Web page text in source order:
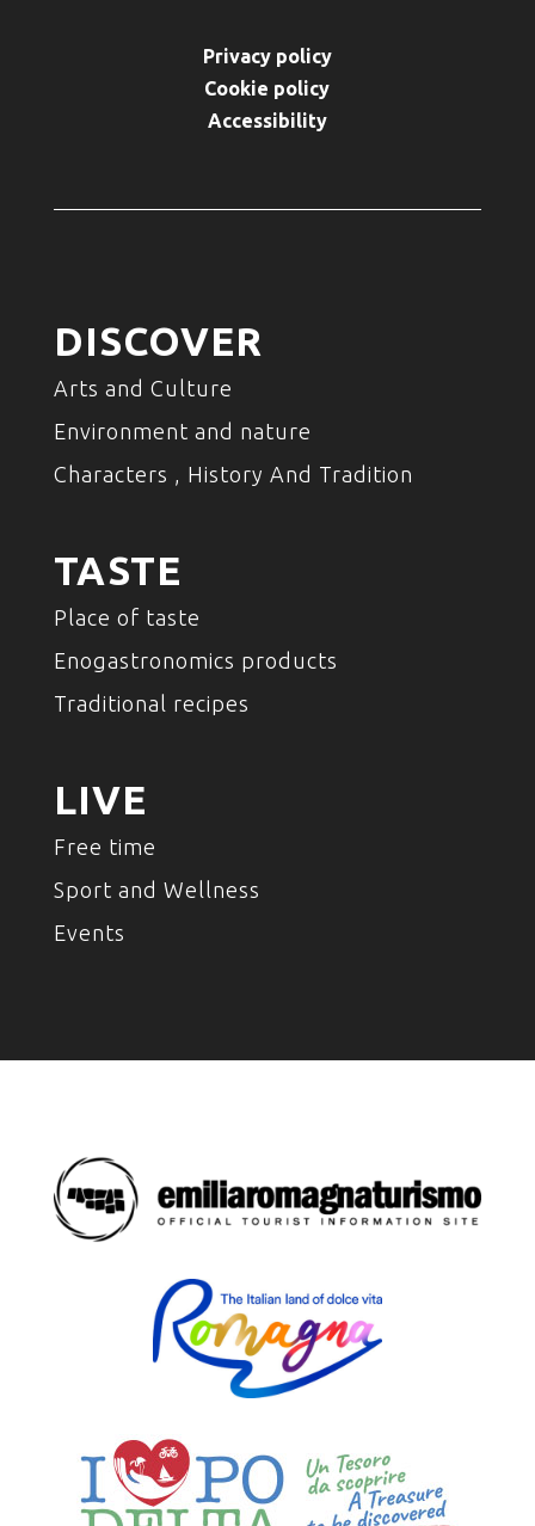
Privacy policy
Cookie policy
Accessibility
DISCOVER
Arts and Culture
Environment and nature
Characters , History And Tradition
TASTE
Place of taste
Enogastronomics products
Traditional recipes
LIVE
Free time
Sport and Wellness
Events